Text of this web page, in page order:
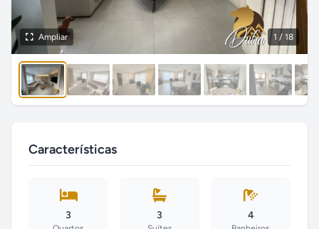
1 / 18
Ampliar
Características
3 3 4